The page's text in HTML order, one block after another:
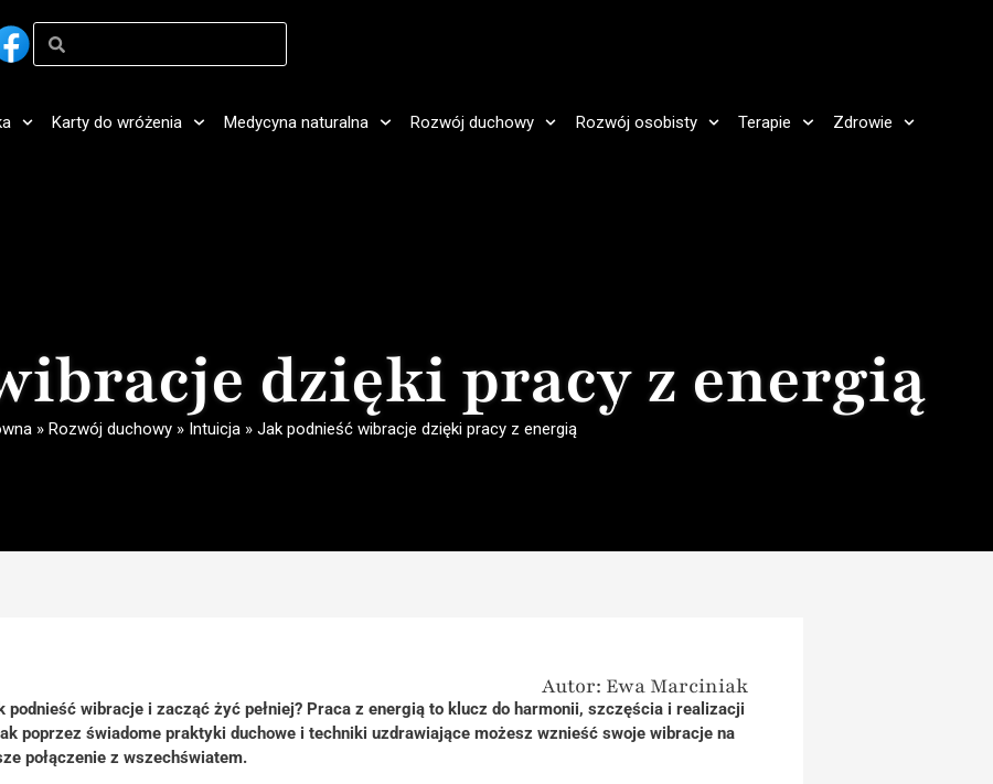
Karty do wróżenia Medycyna naturalna Rozwój duchowy Rozwój osobisty Terapie Zdrowie
dzięki pracy z energią
» Rozwój duchowy » Intuicja » Jak podnieść wibracje dzięki pracy z energią
Autor: Ewa Marciniak
podnieść wibracje i zacząć żyć pełniej? Praca z energią to klucz do harmonii, szczęścia i realizacji
poprzez świadome praktyki duchowe i techniki uzdrawiające możesz wznieść swoje wibracje na
połączenie z wszechświatem.